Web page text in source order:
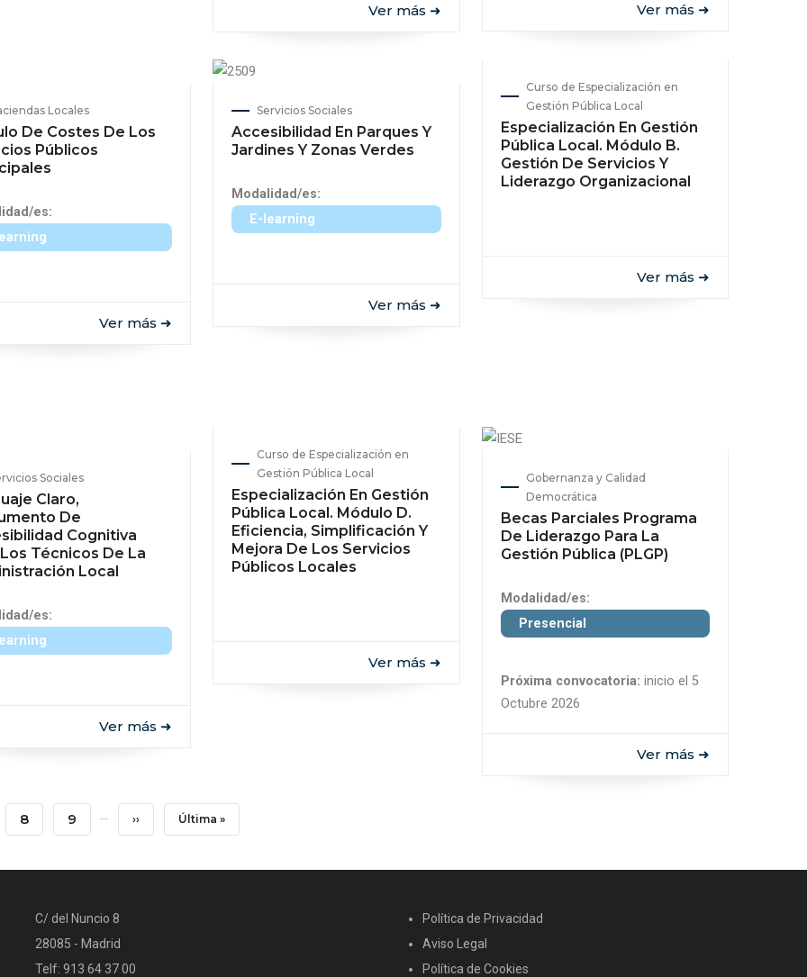
Ver más ➜ Ver más ➜
Locales
De Costes De Los
Públicos
es:
Ver más ➜
Servicios Sociales
Accesibilidad En Parques Y
Jardines Y Zonas Verdes
Modalidad/es:
E-learning
Ver más ➜
Curso de Especialización en
Gestión Pública Local
Especialización En Gestión
Pública Local. Módulo B.
Gestión De Servicios Y
Liderazgo Organizacional
Ver más ➜
Sociales
Claro,
De
Cognitiva
Técnicos De La
Local
es:
Ver más ➜
Curso de Especialización en
Gestión Pública Local
Especialización En Gestión
Pública Local. Módulo D.
Eficiencia, Simplificación Y
Mejora De Los Servicios
Públicos Locales
Ver más ➜
Gobernanza y Calidad
Democrática
Becas Parciales Programa
De Liderazgo Para La
Gestión Pública (PLGP)
Modalidad/es:
Presencial
Próxima convocatoria: inicio el 5
Octubre 2026
Ver más ➜
Page
8 Page
9 … Siguiente
›› Última
Última »
C/ del Nuncio 8
28085 - Madrid
Telf: 913 64 37 00
Política de Privacidad
Aviso Legal
Política de Cookies